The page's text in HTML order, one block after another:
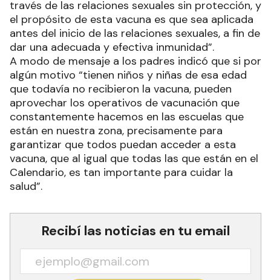
través de las relaciones sexuales sin protección, y
el propósito de esta vacuna es que sea aplicada
antes del inicio de las relaciones sexuales, a fin de
dar una adecuada y efectiva inmunidad”.
A modo de mensaje a los padres indicó que si por
algún motivo “tienen niños y niñas de esa edad
que todavía no recibieron la vacuna, pueden
aprovechar los operativos de vacunación que
constantemente hacemos en las escuelas que
están en nuestra zona, precisamente para
garantizar que todos puedan acceder a esta
vacuna, que al igual que todas las que están en el
Calendario, es tan importante para cuidar la
salud”.
Recibí las noticias en tu email